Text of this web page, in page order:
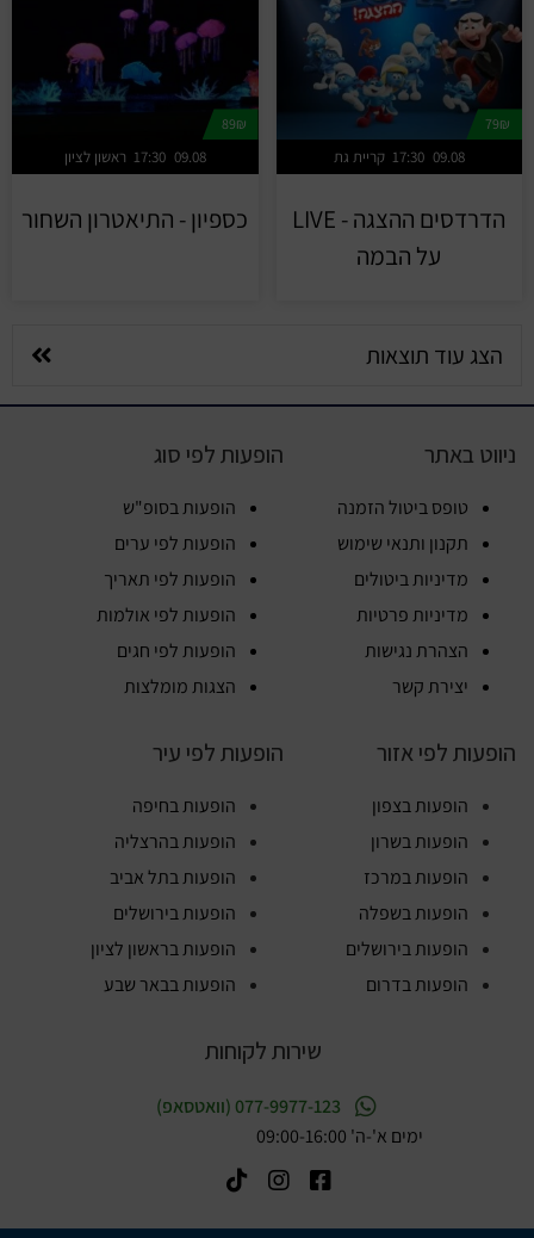
79₪
קריית גת 17:30 09.08
הדרדסים ההצגה - LIVE
על הבמה
89₪
ראשון לציון 17:30 09.08
כספיון - התיאטרון השחור
הצג עוד תוצאות
ניווט באתר
טופס ביטול הזמנה
תקנון ותנאי שימוש
מדיניות ביטולים
מדיניות פרטיות
הצהרת נגישות
יצירת קשר
הופעות לפי סוג
הופעות בסופ"ש
הופעות לפי ערים
הופעות לפי תאריך
הופעות לפי אולמות
הופעות לפי חגים
הצגות מומלצות
הופעות לפי אזור
הופעות בצפון
הופעות בשרון
הופעות במרכז
הופעות בשפלה
הופעות בירושלים
הופעות בדרום
הופעות לפי עיר
הופעות בחיפה
הופעות בהרצליה
הופעות בתל אביב
הופעות בירושלים
הופעות בראשון לציון
הופעות בבאר שבע
שירות לקוחות
077-9977-123 (וואטסאפ)
ימים א'-ה' 09:00-16:00